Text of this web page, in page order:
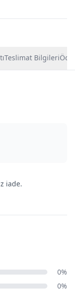
Teslimat Bilgileri
iade.
0%
0%